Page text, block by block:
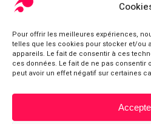
Pour offrir les meilleures expériences,
telles que les cookies pour stocker et/ou
appareils. Le fait de consentir à ces
ces données. Le fait de ne pas consentir
peut avoir un effet négatif sur certaines
Boutique
Mon compte
Conditions générales de ventes
Mentions légales